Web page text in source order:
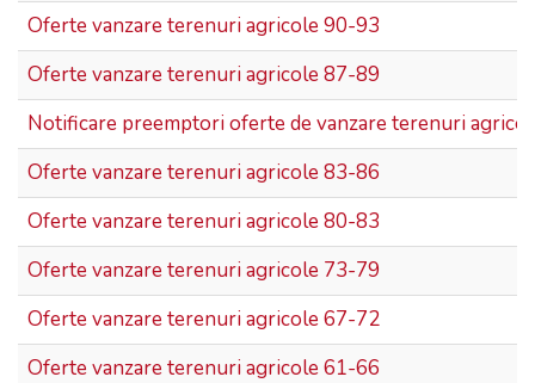
Oferte vanzare terenuri agricole 90-93
Oferte vanzare terenuri agricole 87-89
Notificare preemptori oferte de vanzare terenuri
Oferte vanzare terenuri agricole 83-86
Oferte vanzare terenuri agricole 80-83
Oferte vanzare terenuri agricole 73-79
Oferte vanzare terenuri agricole 67-72
Oferte vanzare terenuri agricole 61-66